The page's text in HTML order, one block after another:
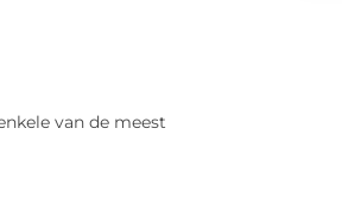
van de meest